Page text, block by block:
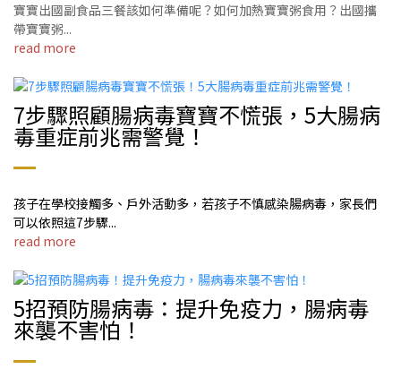
寶寶出國副食品三餐該如何準備呢？如何加熱寶寶粥食用？出國攜
帶寶寶粥...
read more
7步驟照顧腸病毒寶寶不慌張，5大腸病
毒重症前兆需警覺！
孩子在學校接觸多、戶外活動多，若孩子不慎感染腸病毒，家長們
可以依照這7步驟...
read more
5招預防腸病毒：提升免疫力，腸病毒
來襲不害怕！